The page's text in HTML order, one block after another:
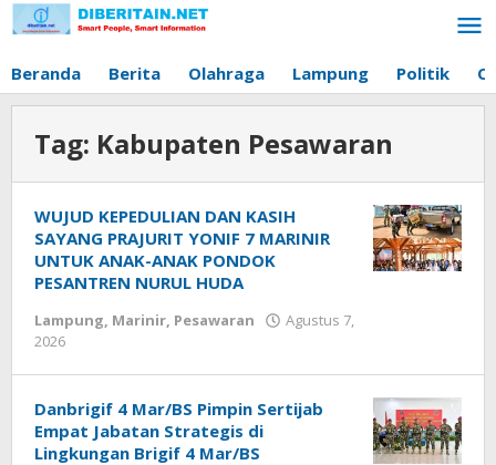
Lewati
ke
Beranda Berita Olahraga Lampung Politik
Tag: Kabupaten Pesawaran
WUJUD KEPEDULIAN DAN KASIH
SAYANG PRAJURIT YONIF 7 MARINIR
UNTUK ANAK-ANAK PONDOK
PESANTREN NURUL HUDA
Lampung, Marinir, Pesawaran
Agustus 7,
2026
Danbrigif 4 Mar/BS Pimpin Sertijab
Empat Jabatan Strategis di
Lingkungan Brigif 4 Mar/BS